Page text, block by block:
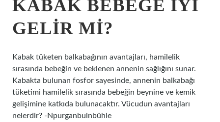
KABAK BEBEĞE IYI
GELIR MI?
Kabak tüketen balkabağının avantajları, hamilelik
sırasında bebeğin ve beklenen annenin sağlığını sunar.
Kabakta bulunan fosfor sayesinde, annenin balkabağı
tüketimi hamilelik sırasında bebeğin beynine ve kemik
gelişimine katkıda bulunacaktır. Vücudun avantajları
nelerdir? -Npurganbulnbühle